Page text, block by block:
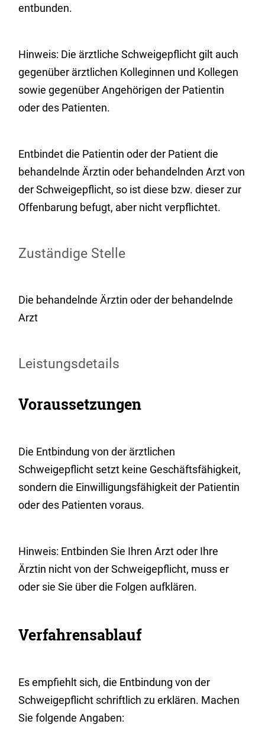
entbunden.
Hinweis: Die ärztliche Schweigepflicht gilt auch
gegenüber ärztlichen Kolleginnen und Kollegen
sowie gegenüber Angehörigen der Patientin
oder des Patienten.
Entbindet die Patientin oder der Patient die
behandelnde Ärztin oder behandelnden Arzt von
der Schweigepflicht, so ist diese bzw. dieser zur
Offenbarung befugt, aber nicht verpflichtet.
Zuständige Stelle
Die behandelnde Ärztin oder der behandelnde
Arzt
Leistungsdetails
Voraussetzungen
Die Entbindung von der ärztlichen
Schweigepflicht setzt keine Geschäftsfähigkeit,
sondern die Einwilligungsfähigkeit der Patientin
oder des Patienten voraus.
Hinweis: Entbinden Sie Ihren Arzt oder Ihre
Ärztin nicht von der Schweigepflicht, muss er
oder sie Sie über die Folgen aufklären.
Verfahrensablauf
Es empfiehlt sich, die Entbindung von der
Schweigepflicht schriftlich zu erklären. Machen
Sie folgende Angaben: